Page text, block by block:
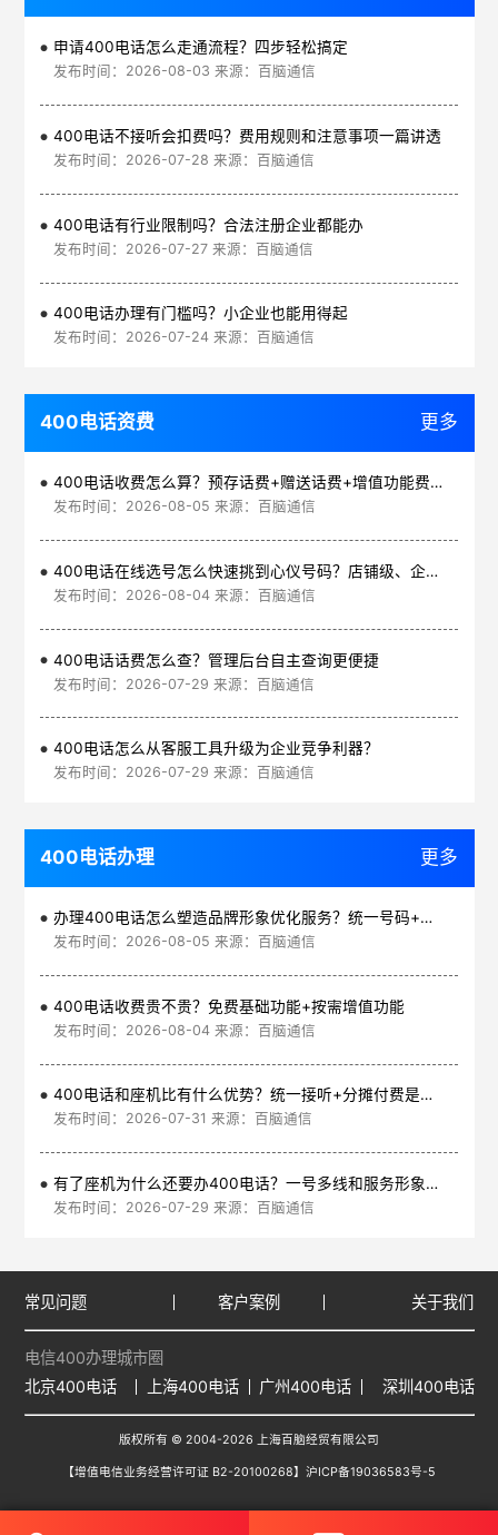
申请400电话怎么走通流程？四步轻松搞定
发布时间：2026-08-03 来源：百脑通信
400电话不接听会扣费吗？费用规则和注意事项一篇讲透
发布时间：2026-07-28 来源：百脑通信
400电话有行业限制吗？合法注册企业都能办
发布时间：2026-07-27 来源：百脑通信
400电话办理有门槛吗？小企业也能用得起
发布时间：2026-07-24 来源：百脑通信
400电话资费 更多
400电话收费怎么算？预存话费+赠送话费+增值功能费透明实惠
发布时间：2026-08-05 来源：百脑通信
400电话在线选号怎么快速挑到心仪号码？店铺级、企业级、集团级一次看清
发布时间：2026-08-04 来源：百脑通信
400电话话费怎么查？管理后台自主查询更便捷
发布时间：2026-07-29 来源：百脑通信
400电话怎么从客服工具升级为企业竞争利器？
发布时间：2026-07-29 来源：百脑通信
400电话办理 更多
办理400电话怎么塑造品牌形象优化服务？统一号码+智能管理平台
发布时间：2026-08-05 来源：百脑通信
400电话收费贵不贵？免费基础功能+按需增值功能
发布时间：2026-08-04 来源：百脑通信
400电话和座机比有什么优势？统一接听+分摊付费是核心
发布时间：2026-07-31 来源：百脑通信
有了座机为什么还要办400电话？一号多线和服务形象是核心
发布时间：2026-07-29 来源：百脑通信
常见问题 客户案例 关于我们
电信400办理城市圈
北京400电话
上海400电话 广州400电话 深圳400电话
版权所有 © 2004-2026 上海百脑经贸有限公司
【增值电信业务经营许可证 B2-20100268】 沪ICP备19036583号-5